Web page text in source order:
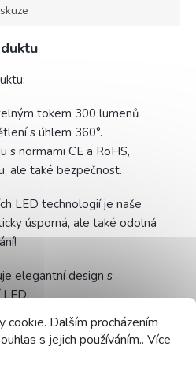
Dalším procházením
s jejich používáním.. Více
tokem 300 lumenů
s úhlem 360°.
s normami CE a RoHS,
ale také bezpečnost.
LED technologií je naše
úsporná, ale také odolná
elegantní design s
LED
zaručují široký
rozptylují světlo.